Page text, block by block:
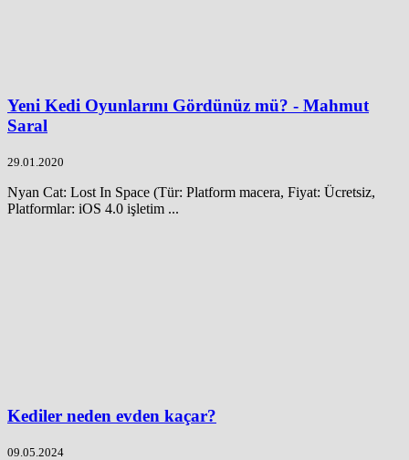
Yeni Kedi Oyunlarını Gördünüz mü? - Mahmut
Saral
29.01.2020
Nyan Cat: Lost In Space (Tür: Platform macera, Fiyat: Ücretsiz,
Platformlar: iOS 4.0 işletim ...
Kediler neden evden kaçar?
09.05.2024